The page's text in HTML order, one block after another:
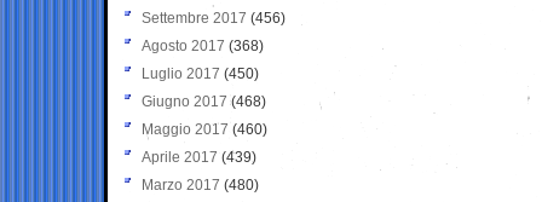
Settembre 2017 (456)
Agosto 2017 (368)
Luglio 2017 (450)
Giugno 2017 (468)
Maggio 2017 (460)
Aprile 2017 (439)
Marzo 2017 (480)